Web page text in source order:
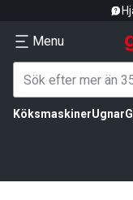
Menu
KöksmaskinerUgnar